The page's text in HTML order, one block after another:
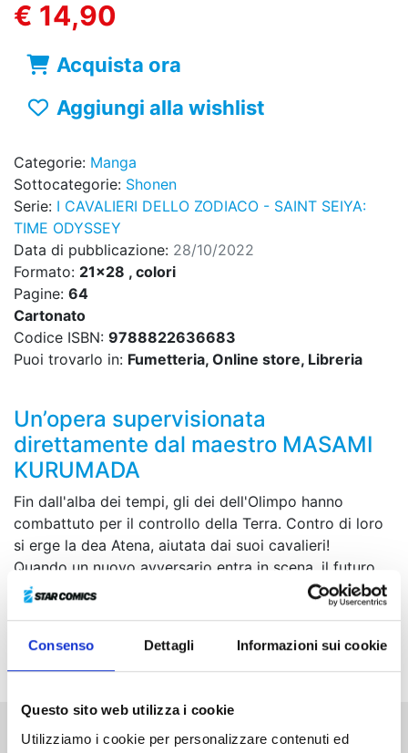
Consenso Dettagli Informazioni sui cookie
Questo sito web utilizza i cookie
Utilizziamo i cookie per personalizzare contenuti ed
€ 14,90
Acquista ora
Aggiungi alla wishlist
Categorie: Manga
Sottocategorie: Shonen
Serie: I CAVALIERI DELLO ZODIACO - SAINT SEIYA:
TIME ODYSSEY
Data di pubblicazione: 28/10/2022
Formato: 21x28 , colori
Pagine: 64
Cartonato
Codice ISBN: 9788822636683
Puoi trovarlo in: Fumetteria, Online store, Libreria
Un’opera supervisionata
direttamente dal maestro MASAMI
KURUMADA
Fin dall'alba dei tempi, gli dei dell'Olimpo hanno
combattuto per il controllo della Terra. Contro di loro
si erge la dea Atena, aiutata dai suoi cavalieri!
Quando un nuovo avversario entra in scena, il futuro
stesso dei Cavalieri è in pericolo.
dipanare i fili del destino?